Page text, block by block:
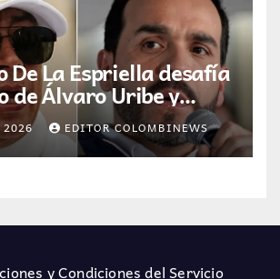
De La Espriella desafía
de Álvaro Uribe y
tras
2026 EDITOR COLOMBINEWS
y Condiciones del Servicio